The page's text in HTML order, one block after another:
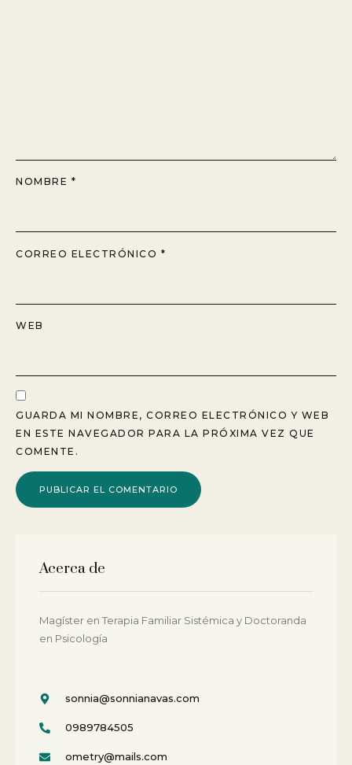
NOMBRE *
CORREO ELECTRÓNICO *
WEB
GUARDA MI NOMBRE, CORREO ELECTRÓNICO Y WEB
EN ESTE NAVEGADOR PARA LA PRÓXIMA VEZ QUE
COMENTE.
Acerca de
Magí­ster en Terapia Familiar Sistémica y Doctoranda
en Psicología
sonnia@sonnianavas.com
0989784505
ometry@mails.com